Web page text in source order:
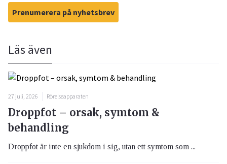
Prenumerera på nyhetsbrev
Läs även
27 juli, 2026 Rörelseapparaten
Droppfot – orsak, symtom &
behandling
Droppfot är inte en sjukdom i sig, utan ett symtom som ...